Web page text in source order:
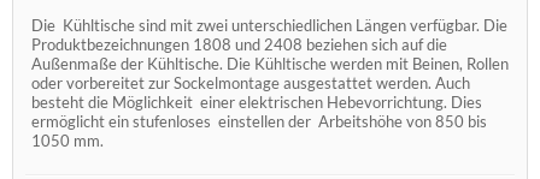
Die Kühltische sind mit zwei unterschiedlichen Längen verfügbar. Die
Produktbezeichnungen 1808 und 2408 beziehen sich auf die
Außenmaße der Kühltische. Die Kühltische werden mit Beinen, Rollen
oder vorbereitet zur Sockelmontage ausgestattet werden. Auch
besteht die Möglichkeit einer elektrischen Hebevorrichtung. Dies
ermöglicht ein stufenloses einstellen der Arbeitshöhe von 850 bis
1050 mm.